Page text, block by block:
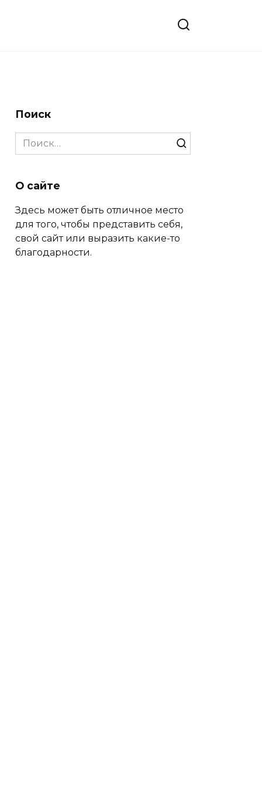
Поиск
Search
for:
О сайте
Здесь может быть отличное место
для того, чтобы представить себя,
свой сайт или выразить какие-то
благодарности.